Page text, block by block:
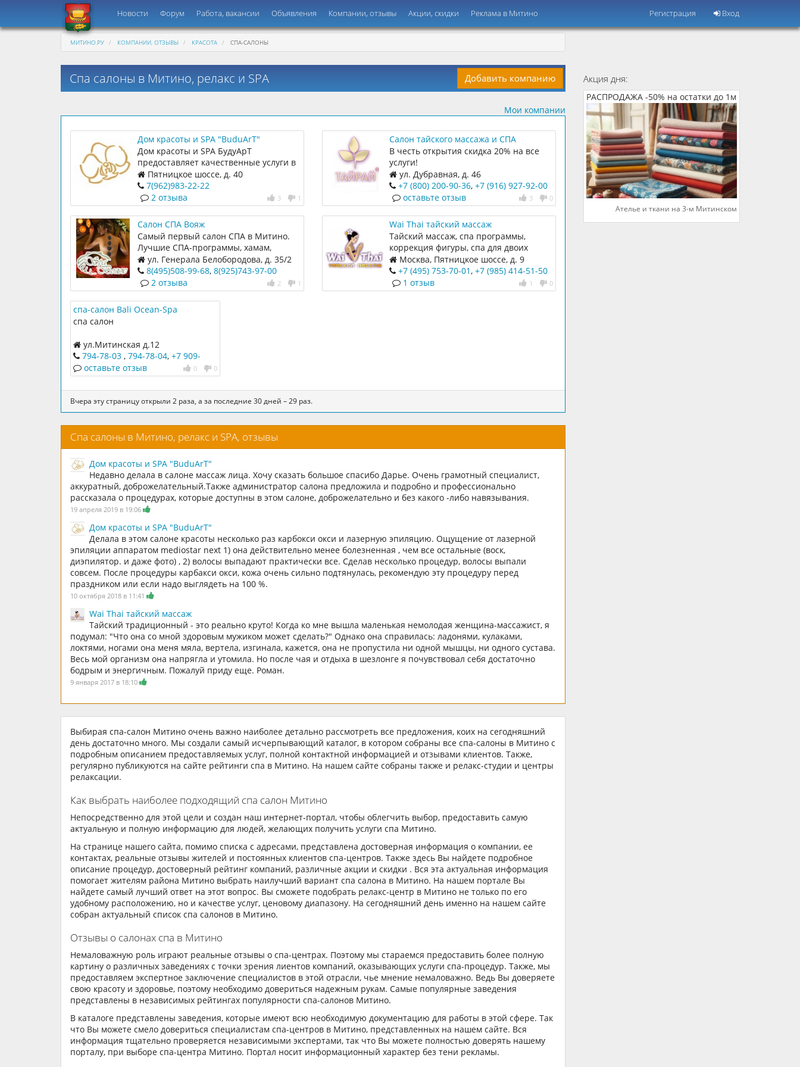
Регистрация Вход
Новости Форум Работа, вакансии Объявления Компании, отзывы Акции, скидки Реклама в Митино
МИТИНО.РУ КОМПАНИИ, ОТЗЫВЫ КРАСОТА СПА-САЛОНЫ
Спа салоны в Митино, релакс и SPA Добавить компанию
Мои компании
Дом красоты и SPA "BuduArT"
Дом красоты и SPA БудуАрТ
предоставляет качественные услуги в
области косметологии, маникюра,
педикюра, массажа и парикмахерских
услуг.
Пятницкое шоссе, д. 40
7(962)983-22-22
3 1
2 отзыва
Салон тайского массажа и СПА
"ТАЙРАЙ"
В честь открытия скидка 20% на все
услуги!
ул. Дубравная, д. 46
+7 (800) 200-90-36, +7 (916) 927-92-00
3 0
оставьте отзыв
Салон СПА Вояж
Самый первый салон СПА в Митино.
Лучшие СПА-программы, хамам,
косметология, массаж, подарочные
сертификаты. Работаем для Вас с 2006
г.
ул. Генерала Белобородова, д. 35/2
8(495)508-99-68, 8(925)743-97-00
2 1
2 отзыва
Wai Thai тайский массаж
Тайский массаж, спа программы,
коррекция фигуры, спа для двоих
Москва, Пятницкое шоссе, д. 9
+7 (495) 753-70-01, +7 (985) 414-51-50
1 0
1 отзыв
спа-салон Bali Ocean-Spa
спа салон
ул.Митинская д.12
794-78-03 , 794-78-04, +7 909-
1577357
0 0
оставьте отзыв
Вчера эту страницу открыли 2 раза, а за последние 30 дней – 29 раз.
Спа салоны в Митино, релакс и SPA, отзывы
Дом красоты и SPA "BuduArT"
Недавно делала в салоне массаж лица. Хочу сказать большое спасибо Дарье. Очень грамотный специалист,
аккуратный, доброжелательный.Также администратор салона предложила и подробно и профессионально
рассказала о процедурах, которые доступны в этом салоне, доброжелательно и без какого -либо навязывания.
19 апреля 2019 в 19:06
Дом красоты и SPA "BuduArT"
Делала в этом салоне красоты несколько раз карбокси окси и лазерную эпиляцию. Ощущение от лазерной
эпиляции аппаратом mediostar next 1) она действительно менее болезненная , чем все остальные (воск,
диэпилятор. и даже фото) , 2) волосы выпадают практически все. Сделав несколько процедур, волосы выпали
совсем. После процедуры карбакси окси, кожа очень сильно подтянулась, рекомендую эту процедуру перед
праздником или если надо выглядеть на 100 %.
10 октября 2018 в 11:41
Wai Thai тайский массаж
Тайский традиционный - это реально круто! Когда ко мне вышла маленькая немолодая женщина-массажист, я
подумал: "Что она со мной здоровым мужиком может сделать?" Однако она справилась: ладонями, кулаками,
локтями, ногами она меня мяла, вертела, изгинала, кажется, она не пропустила ни одной мышцы, ни одного сустава.
Весь мой организм она напрягла и утомила. Но после чая и отдыха в шезлонге я почувствовал себя достаточно
бодрым и энергичным. Пожалуй приду еще. Роман.
9 января 2017 в 18:10
Выбирая спа-салон Митино очень важно наиболее детально рассмотреть все предложения, коих на сегодняшний
день достаточно много. Мы создали самый исчерпывающий каталог, в котором собраны все спа-салоны в Митино с
подробным описанием предоставляемых услуг, полной контактной информацией и отзывами клиентов. Также,
регулярно публикуются на сайте рейтинги спа в Митино. На нашем сайте собраны также и релакс-студии и центры
релаксации.
Как выбрать наиболее подходящий спа салон Митино
Непосредственно для этой цели и создан наш интернет-портал, чтобы облегчить выбор, предоставить самую
актуальную и полную информацию для людей, желающих получить услуги спа Митино.
На странице нашего сайта, помимо списка с адресами, представлена достоверная информация о компании, ее
контактах, реальные отзывы жителей и постоянных клиентов спа-центров. Также здесь Вы найдете подробное
описание процедур, достоверный рейтинг компаний, различные акции и скидки . Вся эта актуальная информация
помогает жителям района Митино выбрать наилучший вариант спа салона в Митино. На нашем портале Вы
найдете самый лучший ответ на этот вопрос. Вы сможете подобрать релакс-центр в Митино не только по его
удобному расположению, но и качестве услуг, ценовому диапазону. На сегодняшний день именно на нашем сайте
собран актуальный список спа салонов в Митино.
Отзывы о салонах спа в Митино
Немаловажную роль играют реальные отзывы о спа-центрах. Поэтому мы стараемся предоставить более полную
картину о различных заведениях с точки зрения лиентов компаний, оказывающих услуги спа-процедур. Также, мы
предоставляем экспертное заключение специалистов в этой отрасли, чье мнение немаловажно. Ведь Вы доверяете
свою красоту и здоровье, поэтому необходимо довериться надежным рукам. Самые популярные заведения
представлены в независимых рейтингах популярности спа-салонов Митино.
В каталоге представлены заведения, которые имеют всю необходимую документацию для работы в этой сфере. Так
что Вы можете смело довериться специалистам спа-центров в Митино, представленных на нашем сайте. Вся
информация тщательно проверяется независимыми экспертами, так что Вы можете полностью доверять нашему
порталу, при выборе спа-центра Митино. Портал носит информационный характер без тени рекламы.
Акция дня:
РАСПРОДАЖА -50% на остатки до 1м
Ателье и ткани на 3-м Митинском